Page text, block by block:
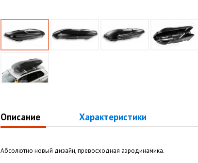
Описание Характеристики
Абсолютно новый дизайн, превосходная аэродинамика.